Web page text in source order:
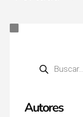
Autores